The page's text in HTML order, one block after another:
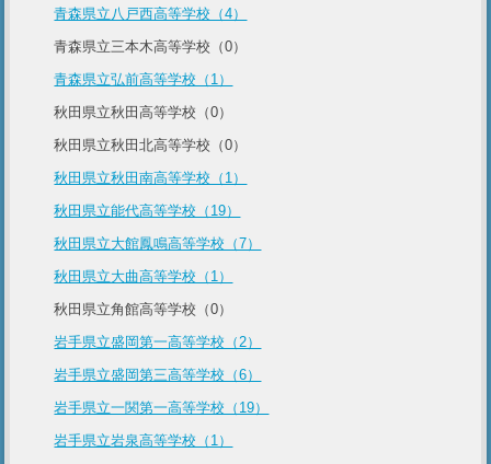
青森県立八戸西高等学校（4）
青森県立三本木高等学校（0）
青森県立弘前高等学校（1）
秋田県立秋田高等学校（0）
秋田県立秋田北高等学校（0）
秋田県立秋田南高等学校（1）
秋田県立能代高等学校（19）
秋田県立大館鳳鳴高等学校（7）
秋田県立大曲高等学校（1）
秋田県立角館高等学校（0）
岩手県立盛岡第一高等学校（2）
岩手県立盛岡第三高等学校（6）
岩手県立一関第一高等学校（19）
岩手県立岩泉高等学校（1）